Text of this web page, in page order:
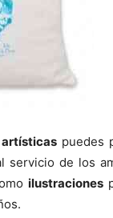
puedes
servicio de los
ilustraciones